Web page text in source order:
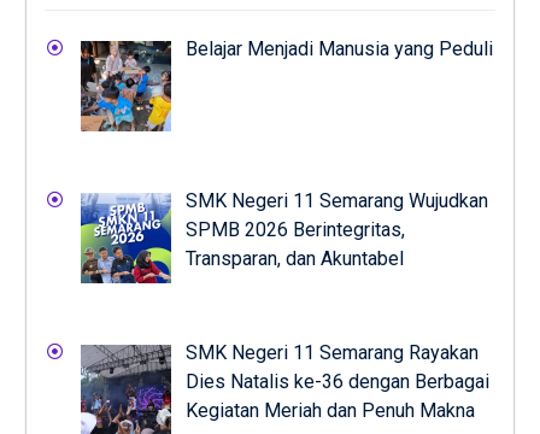
Belajar Menjadi Manusia yang Peduli
SMK Negeri 11 Semarang Wujudkan
SPMB 2026 Berintegritas,
Transparan, dan Akuntabel
SMK Negeri 11 Semarang Rayakan
Dies Natalis ke-36 dengan Berbagai
Kegiatan Meriah dan Penuh Makna